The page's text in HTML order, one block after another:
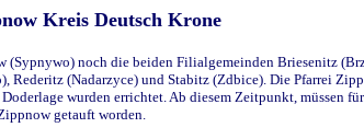
Kreis Deutsch Krone
noch die beiden Filialgemeinden Briesenitz
Rederitz (Nadarzyce) und Stabitz (Zdbice). Die Pfarrei
wurden errichtet. Ab diesem Zeitpunkt, müssen
getauft worden.